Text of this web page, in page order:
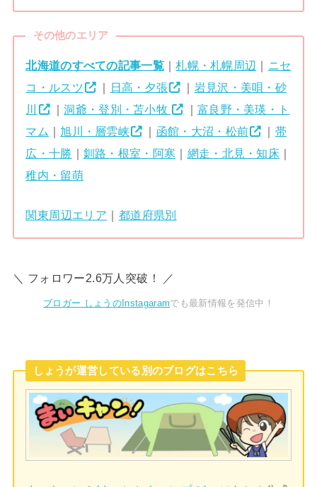
その他のエリア
北海道のすべての記事一覧｜札幌・札幌周辺 ｜ ニセ
コ・ルスツ
｜ 日高・夕張 ｜ 岩見沢・美唄・砂
川
｜洞爺・登別・苫小牧 ｜ 富良野・美瑛・ト
マム ｜ 旭川・層雲峡 ｜ 函館・大沼・松前 ｜ 帯
広・十勝 ｜ 釧路・根室・阿寒 ｜ 網走・北見・知床 ｜
稚内・留萌
関東周辺エリア ｜ 都道府県別
＼ フォロワー2.6万人突破！ ／
ブロガー しょうのInstagaramでも最新情報を発信中！
しょうが運営している別のブログはこちら